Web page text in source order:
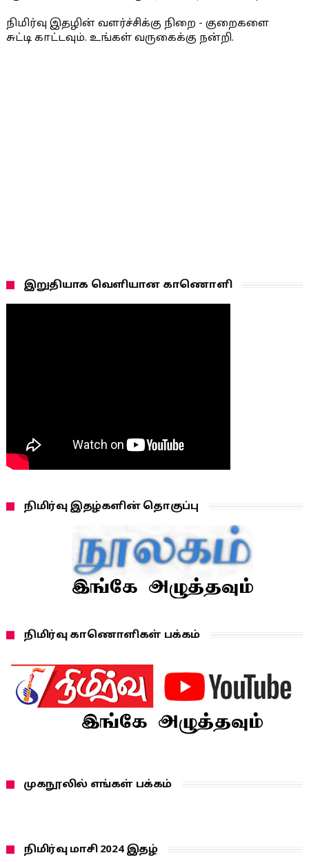
நிமிர்வு இதழின் வளர்ச்சிக்கு நிறை - குறைகளை
சுட்டி காட்டவும். உங்கள் வருகைக்கு நன்றி.
இறுதியாக வெளியான காணொளி
நிமிர்வு இதழ்களின் தொகுப்பு
நிமிர்வு காணொளிகள் பக்கம்
முகநூலில் எங்கள் பக்கம்
நிமிர்வு மாசி 2024 இதழ்